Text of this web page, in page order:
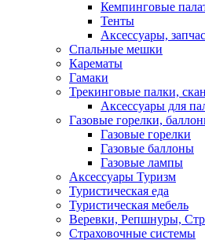
Кемпинговые
Тенты
Аксессуары,
Спальные мешки
Карематы
Гамаки
Трекинговые палки,
Аксессуары для
Газовые горелки,
Газовые горелки
Газовые баллоны
Газовые лампы
Аксессуары Туризм
Туристическая еда
Туристическая мебель
Веревки, Репшнуры,
Страховочные системы